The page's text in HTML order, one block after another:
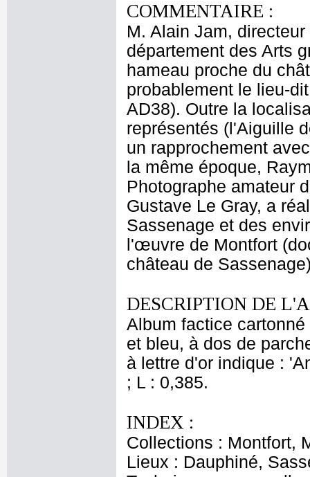
COMMENTAIRE :
M. Alain Jam,
département des Arts
hameau proche du
probablement le lieu-
AD38). Outre la
représentés (l'Aiguille
un rapprochement
la même époque,
Photographe amateur
Gustave Le Gray, a
Sassenage et des
l'œuvre de Montfort
château de
DESCRIPTION DE
Album factice
et bleu, à dos de
à lettre d'or indique :
; L : 0,385.
INDEX :
Collections : Montfort,
Lieux : Dauphiné,